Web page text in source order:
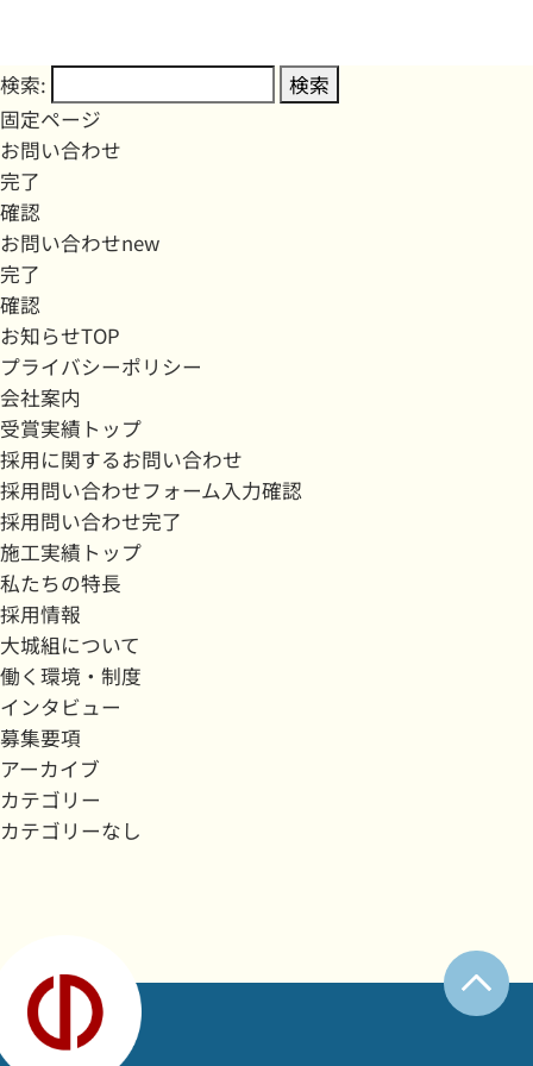
検索:
固定ページ
お問い合わせ
完了
確認
お問い合わせnew
完了
確認
お知らせTOP
プライバシーポリシー
会社案内
受賞実績トップ
採用に関するお問い合わせ
採用問い合わせフォーム入力確認
採用問い合わせ完了
施工実績トップ
私たちの特長
採用情報
大城組について
働く環境・制度
インタビュー
募集要項
アーカイブ
カテゴリー
カテゴリーなし